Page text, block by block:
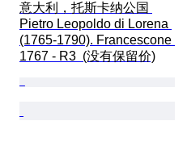
意大利，托斯卡纳公国
Pietro Leopoldo di Lorena
(1765-1790). Francescone
1767 - R3  (没有保留价)